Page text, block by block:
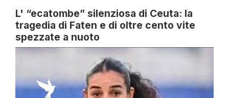
L' “ecatombe” silenziosa di Ceuta: la
tragedia di Faten e di oltre cento vite
spezzate a nuoto